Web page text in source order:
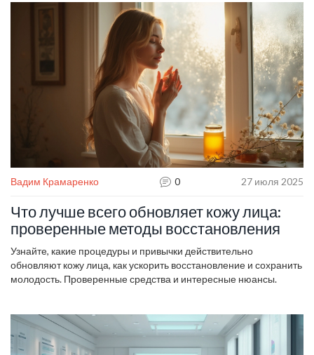
Вадим Крамаренко 0 27 июля 2025
Что лучше всего обновляет кожу лица:
проверенные методы восстановления
Узнайте, какие процедуры и привычки действительно
обновляют кожу лица, как ускорить восстановление и сохранить
молодость. Проверенные средства и интересные нюансы.